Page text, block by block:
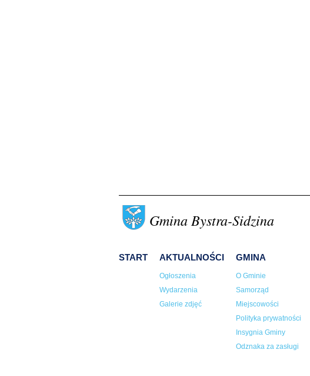
Gmina Bystra-Sidzina
START AKTUALNOŚCI
Ogłoszenia
Wydarzenia
Galerie zdjęć
GMINA
O Gminie
Samorząd
Miejscowości
Polityka prywatności
Insygnia Gminy
Odznaka za zasługi